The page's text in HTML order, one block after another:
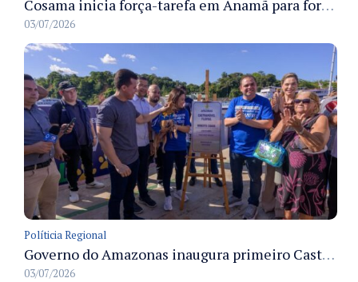
Cosama inicia força-tarefa em Anamã para fortalecer abastecimento de água e segurança hídrica da população
03/07/2026
Políticia Regional
Governo do Amazonas inaugura primeiro Castramóvel Fluvial para atendimento veterinário às comunidades ribeirinhas e castração gratuita
03/07/2026